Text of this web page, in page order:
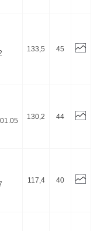
133,5 45
130,2 44
117,4 40